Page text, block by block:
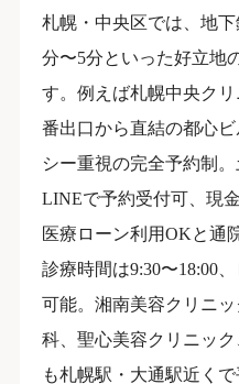
札幌・中央区では、地
分〜5分といった好立地
す。例えば札幌中央ク
番出口から直結の都心
シー重視の完全予約制
LINEで予約受付可、現
医療ローン利用OKと通
診療時間は9:30〜18:00
可能。湘南美容クリニ
科、聖心美容クリニッ
も札幌駅・大通駅近く